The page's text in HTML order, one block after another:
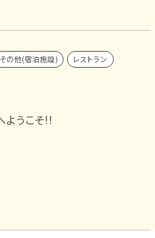
その他(宿泊施設) レストラン
ようこそ!!